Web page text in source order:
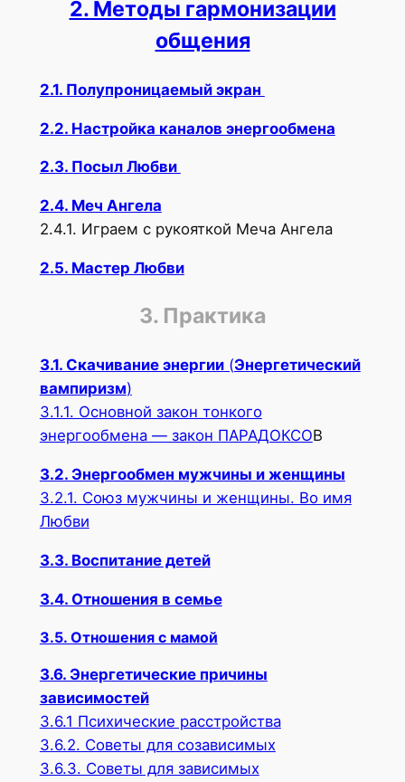
2. Методы гармонизации
общения
2.1. Полупроницаемый экран
2.2. Настройка каналов энергообмена
2.3. Посыл Любви
2.4. Меч Ангела
2.4.1. Играем с рукояткой Меча Ангела
2.5. Мастер Любви
3. Практика
3.1. Скачивание энергии(Энергетический
вампиризм)
3.1.1. Основной закон тонкого
энергообмена — закон ПАРАДОКСОВ
3.2. Энергообмен мужчины и женщины
3.2.1. Союз мужчины и женщины. Во имя
Любви
3.3. Воспитание детей
3.4. Отношения в семье
3.5. Отношения с мамой
3.6. Энергетические причины
зависимостей
3.6.1 Психические расстройства
3.6.2. Советы для созависимых
3.6.3. Советы для зависимых